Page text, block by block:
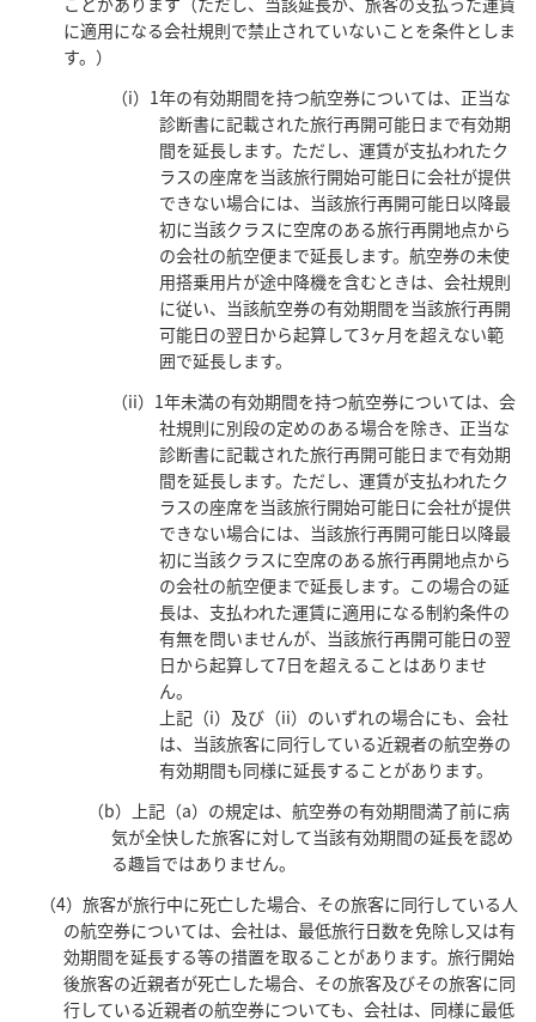
に適用になる会社規則で禁止されていないことを条件としま
す。）
（i）1年の有効期間を持つ航空券については、正当な
診断書に記載された旅行再開可能日まで有効期
間を延長します。ただし、運賃が支払われたク
ラスの座席を当該旅行開始可能日に会社が提供
できない場合には、当該旅行再開可能日以降最
初に当該クラスに空席のある旅行再開地点から
の会社の航空便まで延長します。航空券の未使
用搭乗用片が途中降機を含むときは、会社規則
に従い、当該航空券の有効期間を当該旅行再開
可能日の翌日から起算して3ヶ月を超えない範
囲で延長します。
（ii）1年未満の有効期間を持つ航空券については、会
社規則に別段の定めのある場合を除き、正当な
診断書に記載された旅行再開可能日まで有効期
間を延長します。ただし、運賃が支払われたク
ラスの座席を当該旅行開始可能日に会社が提供
できない場合には、当該旅行再開可能日以降最
初に当該クラスに空席のある旅行再開地点から
の会社の航空便まで延長します。この場合の延
長は、支払われた運賃に適用になる制約条件の
有無を問いませんが、当該旅行再開可能日の翌
日から起算して7日を超えることはありませ
ん。
上記（i）及び（ii）のいずれの場合にも、会社
は、当該旅客に同行している近親者の航空券の
有効期間も同様に延長することがあります。
（b）上記（a）の規定は、航空券の有効期間満了前に病
気が全快した旅客に対して当該有効期間の延長を認め
る趣旨ではありません。
（4）旅客が旅行中に死亡した場合、その旅客に同行している人
の航空券については、会社は、最低旅行日数を免除し又は有
効期間を延長する等の措置を取ることがあります。旅行開始
後旅客の近親者が死亡した場合、その旅客及びその旅客に同
行している近親者の航空券についても、会社は、同様に最低